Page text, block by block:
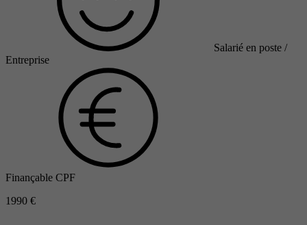
Salarié en poste /
Entreprise
Finançable CPF
1990 €